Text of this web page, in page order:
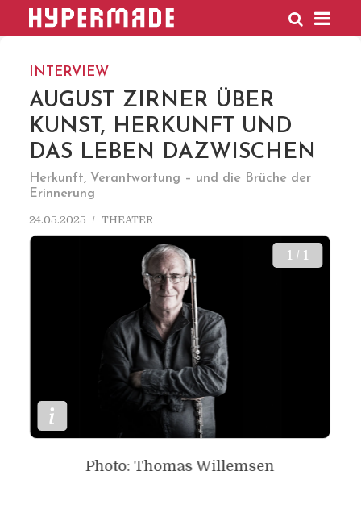
HYPERMADE
INTERVIEW
AUGUST ZIRNER ÜBER
KUNST, HERKUNFT UND
DAS LEBEN DAZWISCHEN
Herkunft, Verantwortung – und die Brüche der
Erinnerung
24.05.2025 THEATER
1 / 1
Photo: Thomas Willemsen